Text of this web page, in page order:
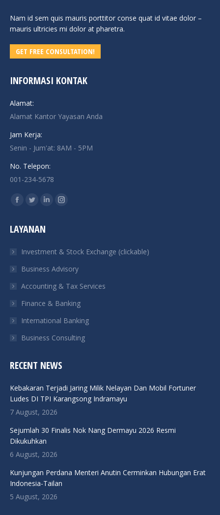
Nam id sem quis mauris porttitor conse quat id vitae dolor –
mauris ultricies mi dolor at pharetra.
GET FREE CONSULTATION!
INFORMASI KONTAK
Alamat:
Alamat Kantor Yayasan Anda
Jam Kerja:
Senin - Jum'at: 8AM - 5PM
No. Telepon:
001-234-5678
Find us on:
Facebook
opens
new
window
Twitter
opens
new
window
Linkedin
new
window
Instagram
new
window
LAYANAN
Investment & Stock Exchange (clickable)
Business Advisory
Accounting & Tax Services
Finance & Banking
International Banking
Business Consulting
RECENT NEWS
Kebakaran Terjadi Jaring Milik Nelayan Dan Mobil Fortuner
Ludes DI TPI Karangsong Indramayu
7 August, 2026
Sejumlah 30 Finalis Nok Nang Dermayu 2026 Resmi
Dikukuhkan
6 August, 2026
Kunjungan Perdana Menteri Anutin Cerminkan Hubungan Erat
Indonesia-Tailan
5 August, 2026